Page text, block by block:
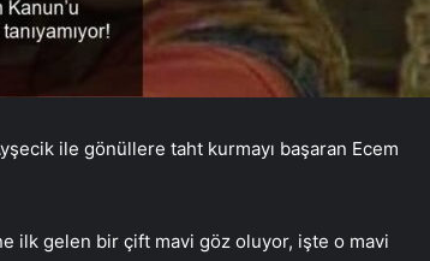
ile gönüllere taht kurmayı başaran Ecem
ilk gelen bir çift mavi göz oluyor, işte o mavi